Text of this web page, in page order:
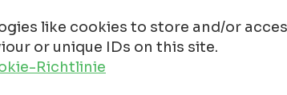
like cookies to store and/or
or unique IDs on this site.
Richtlinie